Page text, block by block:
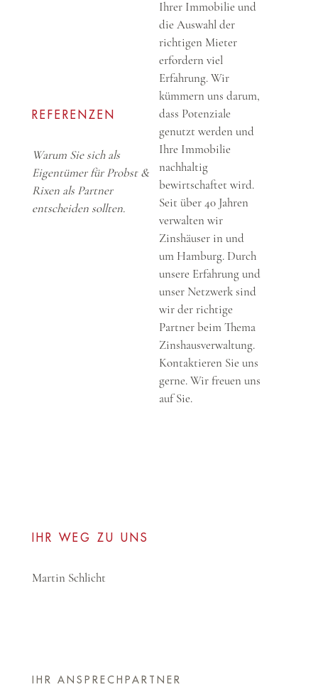
REFERENZEN
Warum Sie sich als
Eigentümer für Probst &
Rixen als Partner
entscheiden sollten.
Ihrer Immobilie und
die Auswahl der
richtigen Mieter
erfordern viel
Erfahrung. Wir
kümmern uns darum,
dass Potenziale
genutzt werden und
Ihre Immobilie
nachhaltig
bewirtschaftet wird.
Seit über 40 Jahren
verwalten wir
Zinshäuser in und
um Hamburg. Durch
unsere Erfahrung und
unser Netzwerk sind
wir der richtige
Partner beim Thema
Zinshausverwaltung.
Kontaktieren Sie uns
gerne. Wir freuen uns
auf Sie.
IHR WEG ZU UNS
Martin Schlicht
IHR ANSPRECHPARTNER